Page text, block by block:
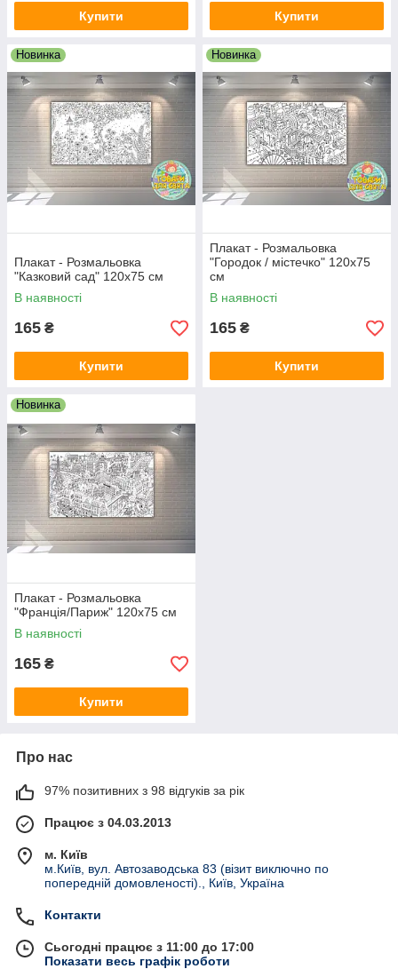
Купити Купити
Новинка
Плакат - Розмальовка
"Казковий сад" 120х75 см
В наявності
165 ₴
Купити
Новинка
Плакат - Розмальовка
"Городок / містечко" 120х75
см
В наявності
165 ₴
Купити
Новинка
Плакат - Розмальовка
"Франція/Париж" 120х75 см
В наявності
165 ₴
Купити
Про нас
97% позитивних з 98 відгуків за рік
Працює з 04.03.2013
м. Київ
м.Київ, вул. Автозаводська 83 (візит виключно по
попередній домовленості)., Київ, Україна
Контакти
Сьогодні працює з 11:00 до 17:00
Показати весь графік роботи